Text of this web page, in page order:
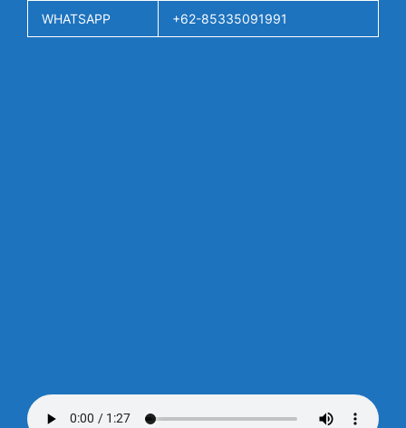
WHATSAPP +62-85335091991